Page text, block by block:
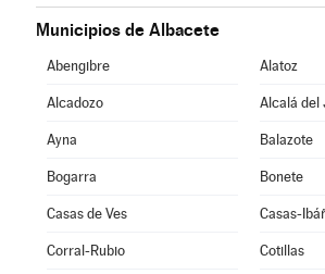
Municipios de Albacete
Abengibre Alatoz
Alcadozo Alcalá del
Ayna Balazote
Bogarra Bonete
Casas de Ves Casas-
Corral-Rubio Cotillas